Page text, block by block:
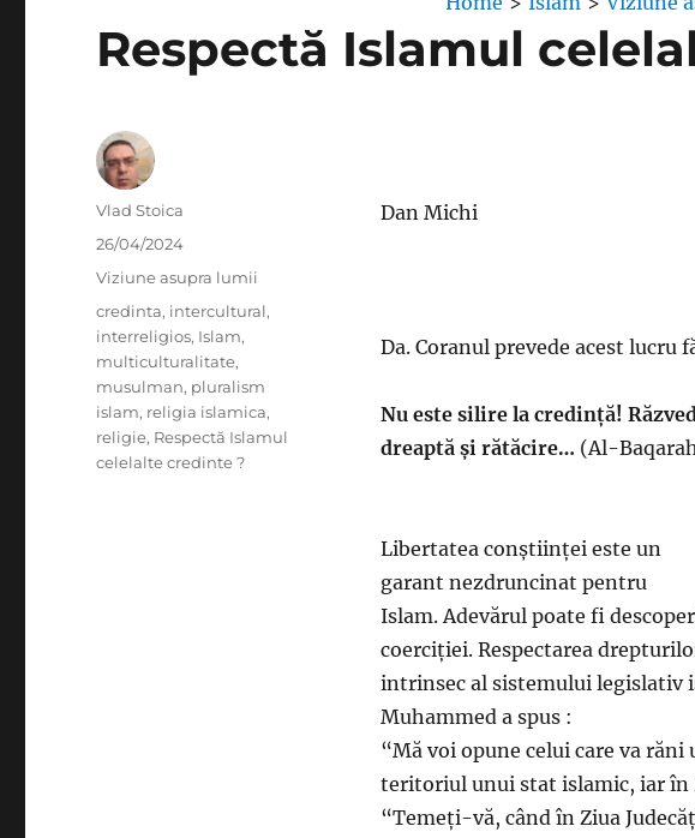
Respectă Islamul
Dan Michi
Da. Coranul prevede acest lucru
Nu este silire la credință!
dreaptă și rătăcire… (Al-
Libertatea conștiinței este un
garant nezdruncinat pentru
Islam. Adevărul poate fi
coerciției. Respectarea
intrinsec al sistemului legislativ
Muhammed a spus :
“Mă voi opune celui care va
teritoriul unui stat islamic, iar în
“Temeți-vă, când în Ziua
Author
Vlad Stoica
Posted
on
26/04/2024
Categories
Viziune asupra lumii
Tags
credinta, intercultural,
interreligios, Islam,
multiculturalitate,
musulman, pluralism
islam, religia islamica,
religie, Respectă Islamul
celelalte credinte ?